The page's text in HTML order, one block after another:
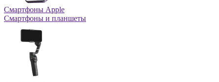
Смартфоны Apple
Смартфоны и планшеты